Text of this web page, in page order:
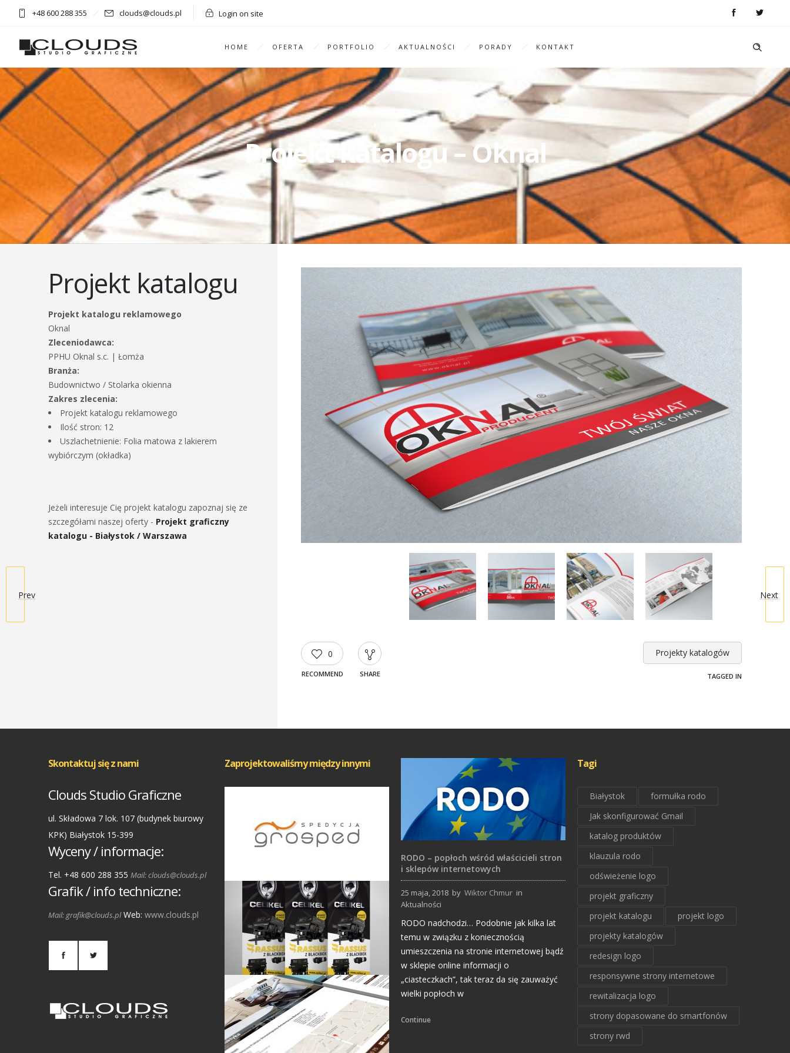
+48 600 288 355 clouds@clouds.pl Login on site
HOME OFERTA PORTFOLIO AKTUALNOŚCI PORADY KONTAKT
Projekt katalogu – Oknal
Prev Next
0
RECOMMEND SHARE
Projekty katalogów
TAGGED IN
Projekt katalogu
Projekt katalogu reklamowego
Oknal
Zleceniodawca:
PPHU Oknal s.c. | Łomża
Branża:
Budownictwo / Stolarka okienna
Zakres zlecenia:
Projekt katalogu reklamowego
Ilość stron: 12
Uszlachetnienie: Folia matowa z lakierem
wybiórczym (okładka)
Jeżeli interesuje Cię projekt katalogu zapoznaj się ze
szczegółami naszej oferty - Projekt graficzny
katalogu - Białystok / Warszawa
Skontaktuj się z nami
Clouds Studio Graficzne
ul. Składowa 7 lok. 107 (budynek biurowy
KPK) Białystok 15-399
Wyceny / informacje:
Tel. +48 600 288 355 Mail: clouds@clouds.pl
Grafik / info techniczne:
Mail: grafik@clouds.plWeb: www.clouds.pl
Zaprojektowaliśmy między innymi
Projekty logo
Rollup
RODO – popłoch wśród właścicieli stron
i sklepów internetowych
25 maja, 2018 by Wiktor Chmur in
Aktualności
RODO nadchodzi… Podobnie jak kilka lat
temu w związku z koniecznością
umieszczenia na stronie internetowej bądź
w sklepie online informacji o
„ciasteczkach”, tak teraz da się zauważyć
wielki popłoch w
Continue
Tagi
Białystok
formułka rodo
Jak skonfigurować Gmail
katalog produktów
klauzula rodo
odświeżenie logo
projekt graficzny
projekt katalogu
projekt logo
projekty katalogów
redesign logo
responsywne strony internetowe
rewitalizacja logo
strony dopasowane do smartfonów
strony rwd